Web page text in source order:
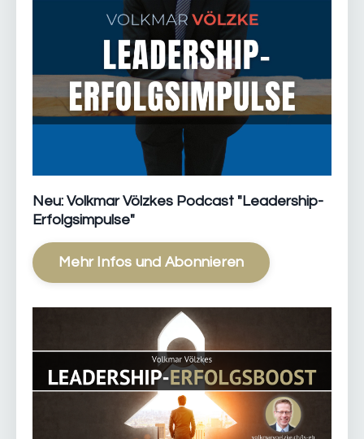
Neu: Volkmar Völzkes Podcast "Leadership-
Erfolgsimpulse"
Mehr Infos und Abonnieren